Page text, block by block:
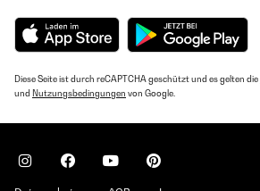
Diese Seite ist durch reCAPTCHA geschützt und es gelten die
und Nutzungsbedingungen von Google.